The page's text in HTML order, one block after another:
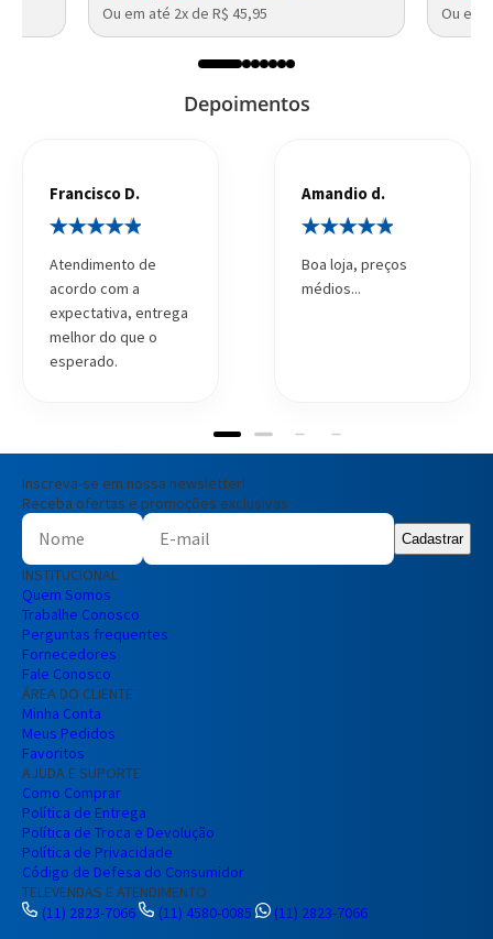
Ou em até 2x de R$ 45,95 Ou em
Depoimentos
Atendimento de
acordo com a
expectativa, entrega
melhor do que o
esperado.
Francisco D.
Boa loja, preços
médios...
Amandio d.
Inscreva-se em nossa newsletter!
Receba ofertas e promoções exclusivas
Cadastrar
INSTITUCIONAL
Quem Somos
Trabalhe Conosco
Perguntas frequentes
Fornecedores
Fale Conosco
ÁREA DO CLIENTE
Minha Conta
Meus Pedidos
Favoritos
AJUDA E SUPORTE
Como Comprar
Política de Entrega
Política de Troca e Devolução
Política de Privacidade
Código de Defesa do Consumidor
TELEVENDAS E ATENDIMENTO
(11) 2823-7066
(11) 4580-0085
(11) 2823-7066